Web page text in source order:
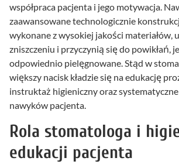
współpraca pacjenta i jego motywacja.
zaawansowane technologicznie
wykonane z wysokiej jakości materiałów,
zniszczeniu i przyczynią się do powikłań,
odpowiednio pielęgnowane. Stąd w
większy nacisk kładzie się na edukację
instruktaż higieniczny oraz
nawyków pacjenta.
Rola stomatologa i
edukacji pacjenta